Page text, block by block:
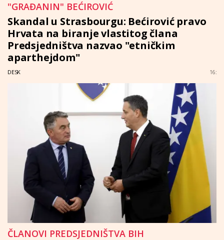
"GRAĐANIN" BEĆIROVIĆ
Skandal u Strasbourgu: Bećirović pravo
Hrvata na biranje vlastitog člana
Predsjedništva nazvao "etničkim
aparthejdom"
DESK 16:
ČLANOVI PREDSJEDNIŠTVA BIH